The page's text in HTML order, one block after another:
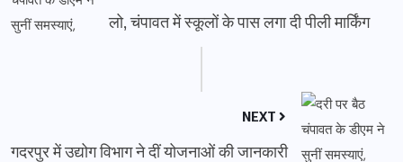
लो, चंपावत में स्कूलों के पास लगा दी पीली मार्किंग
NEXT
गदरपुर में उद्योग विभाग ने दीं योजनाओं की जानकारी